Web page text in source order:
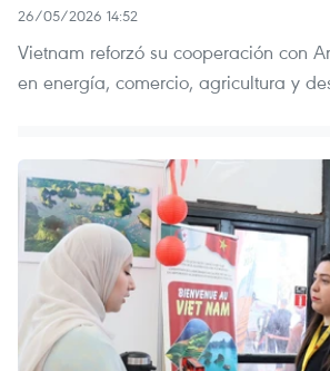
26/05/2026 14:52
Vietnam reforzó su cooperación con
en energía, comercio, agricultura y